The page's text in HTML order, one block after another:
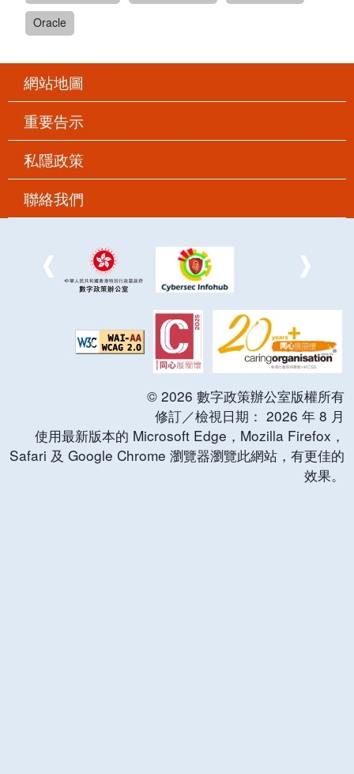
Oracle
網站地圖
重要告示
私隱政策
聯絡我們
© 2026 數字政策辦公室版權所有
修訂／檢視日期： 2026 年 8 月
使用最新版本的 Microsoft Edge，Mozilla Firefox，
Safari 及 Google Chrome 瀏覽器瀏覽此網站，有更佳的
效果。